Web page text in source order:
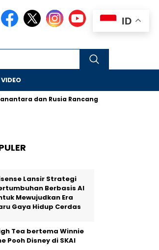
VIDEO
dan Rusia Rancang Galangan Bersih
Lansir Strategi
Berbasis AI
Mewujudkan Era
Gaya Hidup Cerdas
Tea bertema Winnie
Pooh Disney di SKAI
ID